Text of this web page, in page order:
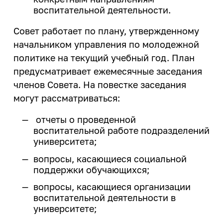
деятельности
Закупки
Издательство
Информатизация
Кадровая политика
Кампус
Образовательная деятельность
Правовое обеспечение
Пресс-служба
Спорт
Целевое обучение
Архив
конструктор»
Общественная жизнь
Профком студентов
Старостат ИРНИТУ
Студенческие объединения
еще...
Спорт
Базы отдыха
Спортивные сооружения
Карьера и
Менделеевские классы
еще...
Летние профильные школы
Летняя художественная школа
Политика обеспечения
Профком работников ИРНИТУ
Расписание занятий
Система дистанционного
обучения ИЗВО
Центр образовательных
программ магистратуры и
аспирантуры
Личный кабинет преподавателя
Медицинский осмотр
Медицинский кабинет
Служба охраны труда
Магазин ИРНИТУ:
воспитательной деятельности.
Совет работает по плану, утвержденному
начальником управления по молодежной
политике на текущий учебный год. План
предусматривает ежемесячные заседания
членов Совета. На повестке заседания
могут рассматриваться:
отчеты о проведенной
воспитательной работе подразделений
университета;
вопросы, касающиеся социальной
поддержки обучающихся;
вопросы, касающиеся организации
воспитательной деятельности в
университете;